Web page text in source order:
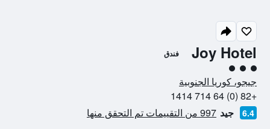
Joy Hotel فندق
تقييم فئة 3
جيجو، كوريا الجنوبية
+82 (0) 64 714 1414
6.4 جيد 997 من التقييمات تم التحقق منها